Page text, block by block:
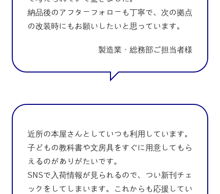
納品後のアフターフォローも丁寧で、次の拠点
の改装時にもお願いしたいと思っています。
製造業・総務部ご担当者様
近所の本屋さんとしていつも利用しています。
子どもの教科書や文房具をすぐに用意してもら
えるのがありがたいです。
SNSで入荷情報が見られるので、つい新刊チェ
ックをしてしまいます。これからも応援してい